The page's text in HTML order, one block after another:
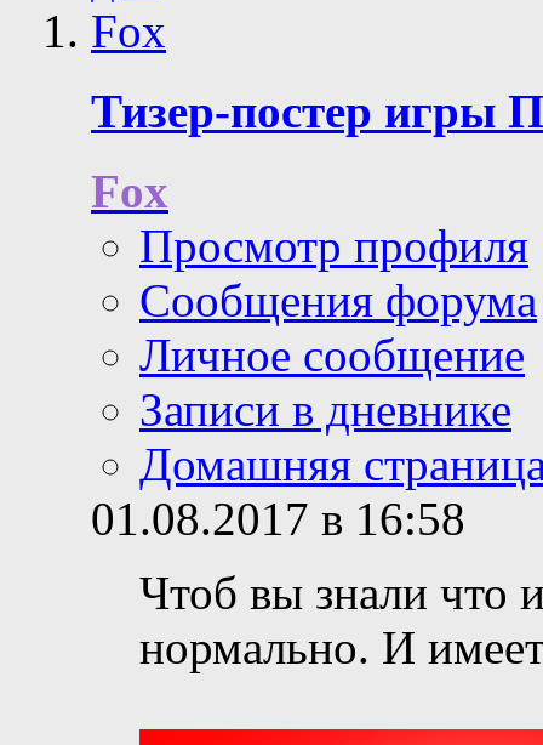
Тизер-постер игры
Fox
Просмотр профиля
Сообщения форума
Личное сообщение
Записи в дневнике
Домашняя
01.08.2017 в 16:58
Чтоб вы знали что
нормально. И